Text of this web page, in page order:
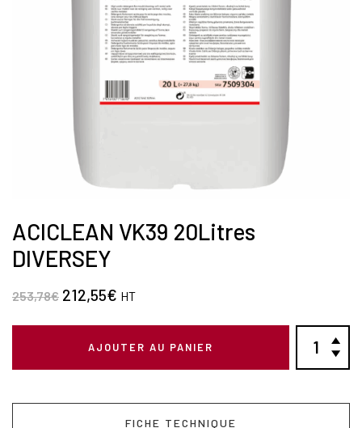
ACICLEAN VK39 20Litres
DIVERSEY
253,78€ 212,55€ HT
AJOUTER AU PANIER
FICHE TECHNIQUE